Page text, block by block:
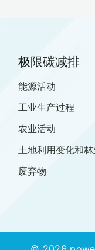
极限碳减排
能源活动
工业生产过程
农业活动
土地利用变化和林
废弃物